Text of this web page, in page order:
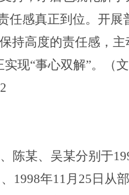
任感真正到位。开
持高度的责任感，
实现“事心双解”。（
2
陈某、吴某分别于
1998年11月25日从